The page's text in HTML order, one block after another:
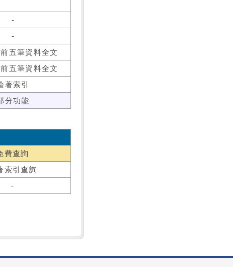
-
-
五筆資料全文
五筆資料全文
著索引
分功能
費查詢
索引查詢
-